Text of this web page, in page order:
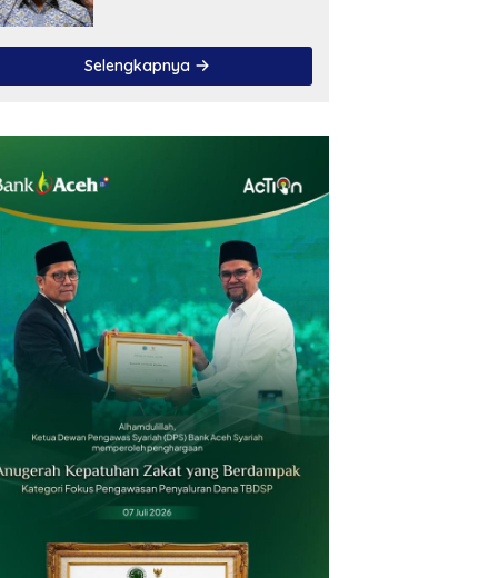
Selengkapnya